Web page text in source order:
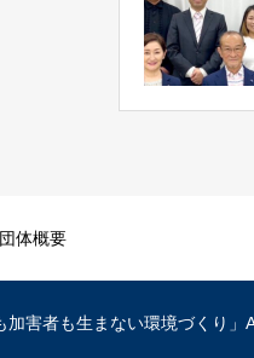
団体概要
害者も生まない環境づくり」